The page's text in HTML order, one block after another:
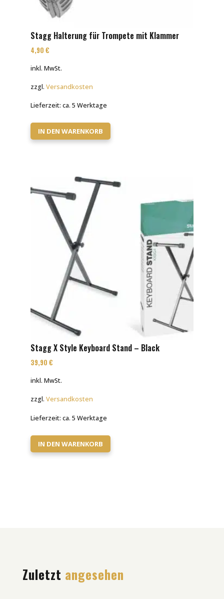
Stagg Halterung für Trompete mit Klammer
4,90 €
inkl. MwSt.
zzgl. Versandkosten
Lieferzeit: ca. 5 Werktage
IN DEN WARENKORB
Stagg X Style Keyboard Stand – Black
39,90 €
inkl. MwSt.
zzgl. Versandkosten
Lieferzeit: ca. 5 Werktage
IN DEN WARENKORB
Zuletzt angesehen